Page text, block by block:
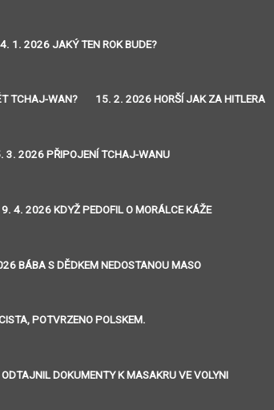
4. 1. 2026 JAKÝ TEN ROK BUDE?
TCHAJ-WAN? 15. 2. 2026 HORŠÍ JAK ZA HITLERA
3. 2026 PŘIPOJENÍ TCHAJ-WANU
4. 2026 KDYŽ PEDOFIL O MORÁLCE KÁŽE
BÁBA S DĚDKEM NEDOSTANOU MASO
POTVRZENO POLSKEM.
DOKUMENTY K MASAKRU VE VOLYNI